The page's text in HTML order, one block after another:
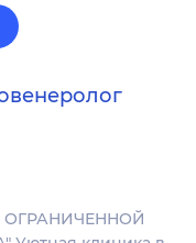
ОГРАНИЧЕННОЙ